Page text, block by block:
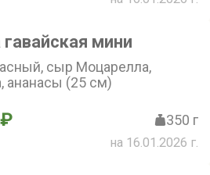
мини
сыр Моцарелла,
ананасы (25 см)
350 г
на 16.01.2026 г.